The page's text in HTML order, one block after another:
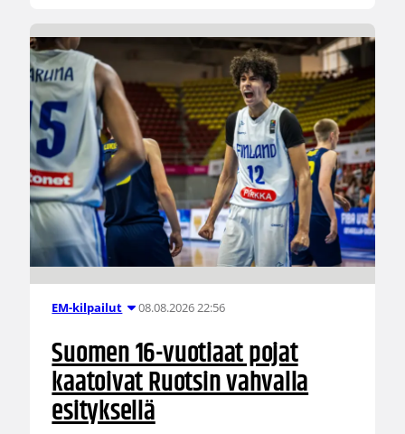
EM-kilpailut 08.08.2026 22:56
Suomen 16-vuotiaat pojat
kaatoivat Ruotsin vahvalla
esityksellä